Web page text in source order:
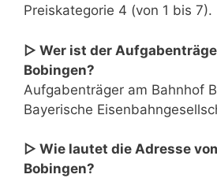
Preiskategorie 4 (von 1 bis 7).
▷ Wer ist der
Bobingen?
Aufgabenträger am Bahnhof
Bayerische
▷ Wie lautet die Adresse
Bobingen?